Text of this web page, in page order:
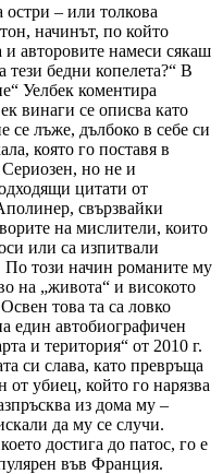
– или толкова
начинът, по който
и авторовите намеси сякаш
бедни копелета?“ В
Уелбек коментира
винаги се описва като
се лъже, дълбоко в себе си
която го поставя в
но не и
цитати от
свързвайки
на мислители, които
или са изпитвали
По този начин романите му
на „живота“ и високото
това та са ловко
един автобиографичен
и територия“ от 2010 г.
си слава, като превръща
от убиец, който го нарязва
из дома му –
да му се случи.
достига до патос, го е
във Франция.